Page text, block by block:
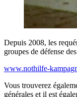
Depuis 2008, les
groupes de défense
www.nothilfe-
Vous trouverez
générales et il est